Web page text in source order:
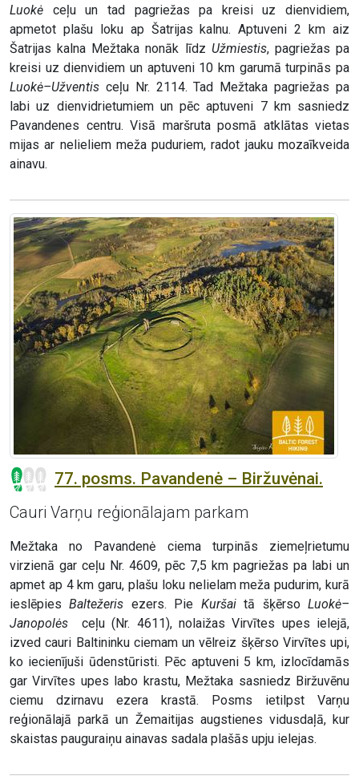
Luokė ceļu un tad pagriežas pa kreisi uz dienvidiem,
apmetot plašu loku ap Šatrijas kalnu. Aptuveni 2 km aiz
Šatrijas kalna Mežtaka nonāk līdz Užmiestis, pagriežas pa
kreisi uz dienvidiem un aptuveni 10 km garumā turpinās pa
Luokė–Užventis ceļu Nr. 2114. Tad Mežtaka pagriežas pa
labi uz dienvidrietumiem un pēc aptuveni 7 km sasniedz
Pavandenes centru. Visā maršruta posmā atklātas vietas
mijas ar nelieliem meža puduriem, radot jauku mozaīkveida
ainavu.
77. posms. Pavandenė – Biržuvėnai.
Cauri Varņu reģionālajam parkam
Mežtaka no Pavandenė ciema turpinās ziemeļrietumu
virzienā gar ceļu Nr. 4609, pēc 7,5 km pagriežas pa labi un
apmet ap 4 km garu, plašu loku nelielam meža pudurim, kurā
ieslēpiesBaltežeris ezers. Pie Kuršaitā šķērsoLuokė–
Janopolės
ceļu (Nr. 4611), nolaižas Virvītes upes ielejā,
izved cauri Baltininku ciemam un vēlreiz šķērso Virvītes upi,
ko iecienījuši ūdenstūristi. Pēc aptuveni 5 km, izlocīdamās
gar Virvītes upes labo krastu, Mežtaka sasniedz Biržuvēnu
ciemu dzirnavu ezera krastā. Posms ietilpst Varņu
reģionālajā parkā un Žemaitijas augstienes vidusdaļā, kur
skaistas pauguraiņu ainavas sadala plašās upju ielejas.